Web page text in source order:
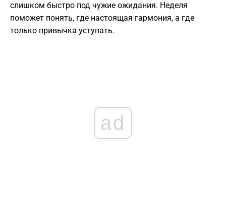
слишком быстро под чужие ожидания. Неделя
поможет понять, где настоящая гармония, а где
только привычка уступать.
ad